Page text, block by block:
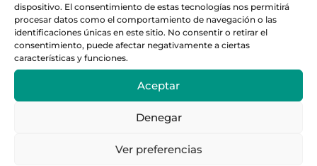
dispositivo. El consentimiento de estas tecnologías nos permitirá
procesar datos como el comportamiento de navegación o las
identificaciones únicas en este sitio. No consentir o retirar el
consentimiento, puede afectar negativamente a ciertas
características y funciones.
Aceptar
Denegar
Ver preferencias
La CNMC sostiene que el Ayuntamiento no ha
proporcionado una justificación sólida para estas
medidas. La zonificación y el requisito de acceso
independiente creanbarreras significativas para la
competencia,dificultando la entrada y permanencia
de nuevos operadores en el mercado de alojamiento
turístico. La CNMC considera que el Informe jurídico
del Ayuntamiento no demuestra de manera
con los intereses públicos relacionados con la